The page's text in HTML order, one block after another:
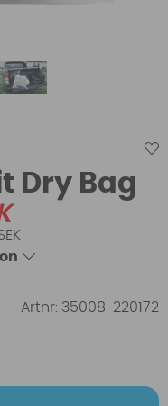
Dry Bag
Artnr: 35008-220172